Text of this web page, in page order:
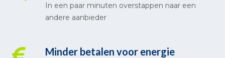
In een paar minuten overstappen naar een
andere aanbieder
Minder betalen voor energie